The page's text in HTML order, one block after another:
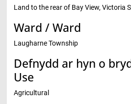
Land to the rear of Bay View, Victoria
Ward / Ward
Laugharne Township
Defnydd ar hyn o
Use
Agricultural